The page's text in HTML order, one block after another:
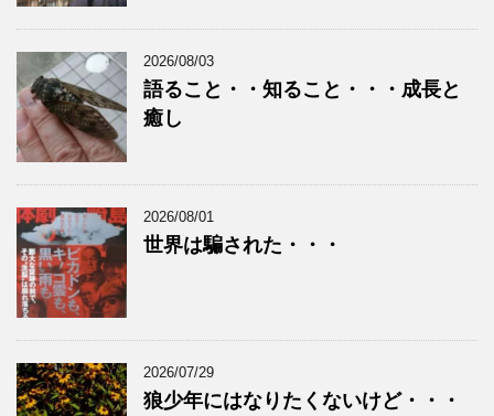
2026/08/03
語ること・・知ること・・・成長と
癒し
2026/08/01
世界は騙された・・・
2026/07/29
狼少年にはなりたくないけど・・・